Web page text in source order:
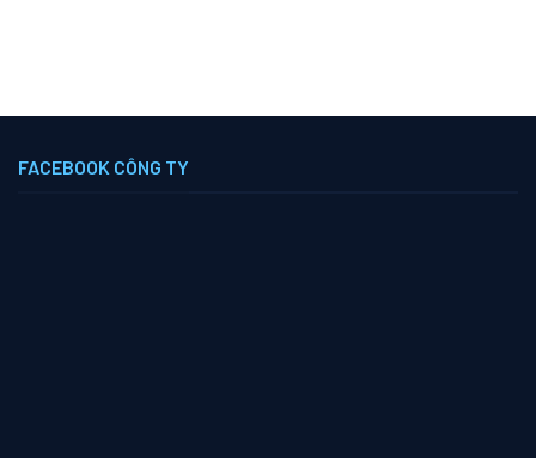
FACEBOOK CÔNG TY